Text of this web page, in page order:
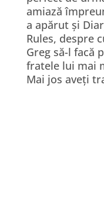
amiază
a apărut și
Rules, despre
Greg să-l facă
fratele lui mai
Mai jos aveți